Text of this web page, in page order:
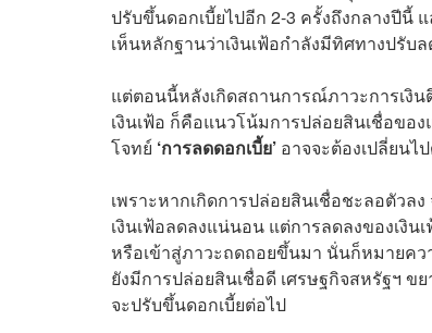
ปรับขึ้นดอกเบี้ยไปอีก 2-3 ครั้งถึงกลางปีนี้
เห็นหลักฐานว่าเงินเฟ้อกำลังมีทิศทางปรับ
แต่ตอนนี้หลังเกิดสถานการณ์ภาวะการเงิ
เงินเฟ้อ ก็คือแนวโน้มการปล่อยสินเชื่อขอ
โจทย์ ‘การลดดอกเบี้ย’ อาจจะต้องเปลี่ยนไ
เพราะหากเกิดการปล่อยสินเชื่อชะลอตัวล
เงินเฟ้อลดลงแน่นอน แต่การลดลงของเงิน
หรือเข้าสู่ภาวะถดถอยขึ้นมา นั่นก็หมายคว
ยังมีการปล่อยสินเชื่อดี เศรษฐกิจสหรัฐฯ ข
จะปรับขึ้นดอกเบี้ยต่อไป